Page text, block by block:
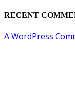
RECENT
A WordPress